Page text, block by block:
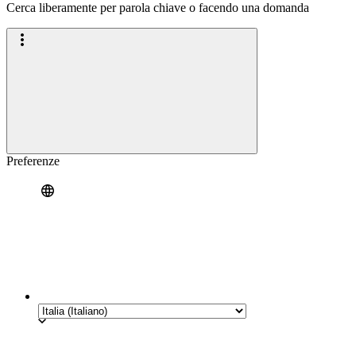
Cerca liberamente per parola chiave o facendo una domanda
Preferenze